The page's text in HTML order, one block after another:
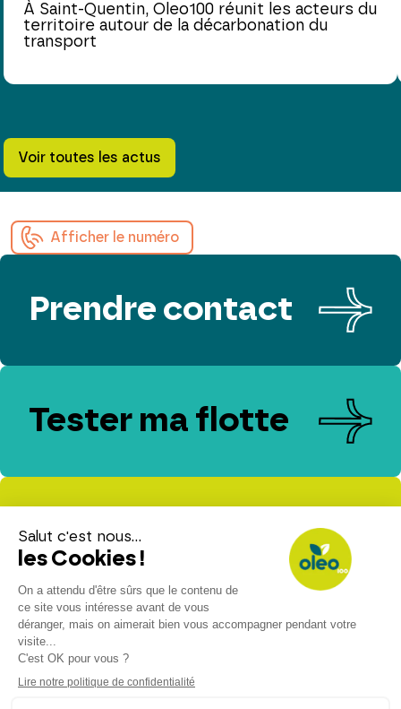
À Saint-Quentin, Oleo100 réunit les acteurs du
territoire autour de la décarbonation du
transport
Voir toutes les actus
Afficher le numéro
Prendre contact
Tester ma flotte
Evaluer mes
émissions de CO₂
Espace presse
Espace client
Contact
Nous rejoindre
Mention légales